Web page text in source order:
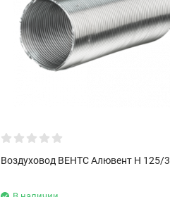
Воздуховод ВЕНТС Алювент Н 125/3